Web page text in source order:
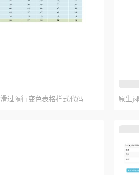
过隔行变色表格样式代码 原生